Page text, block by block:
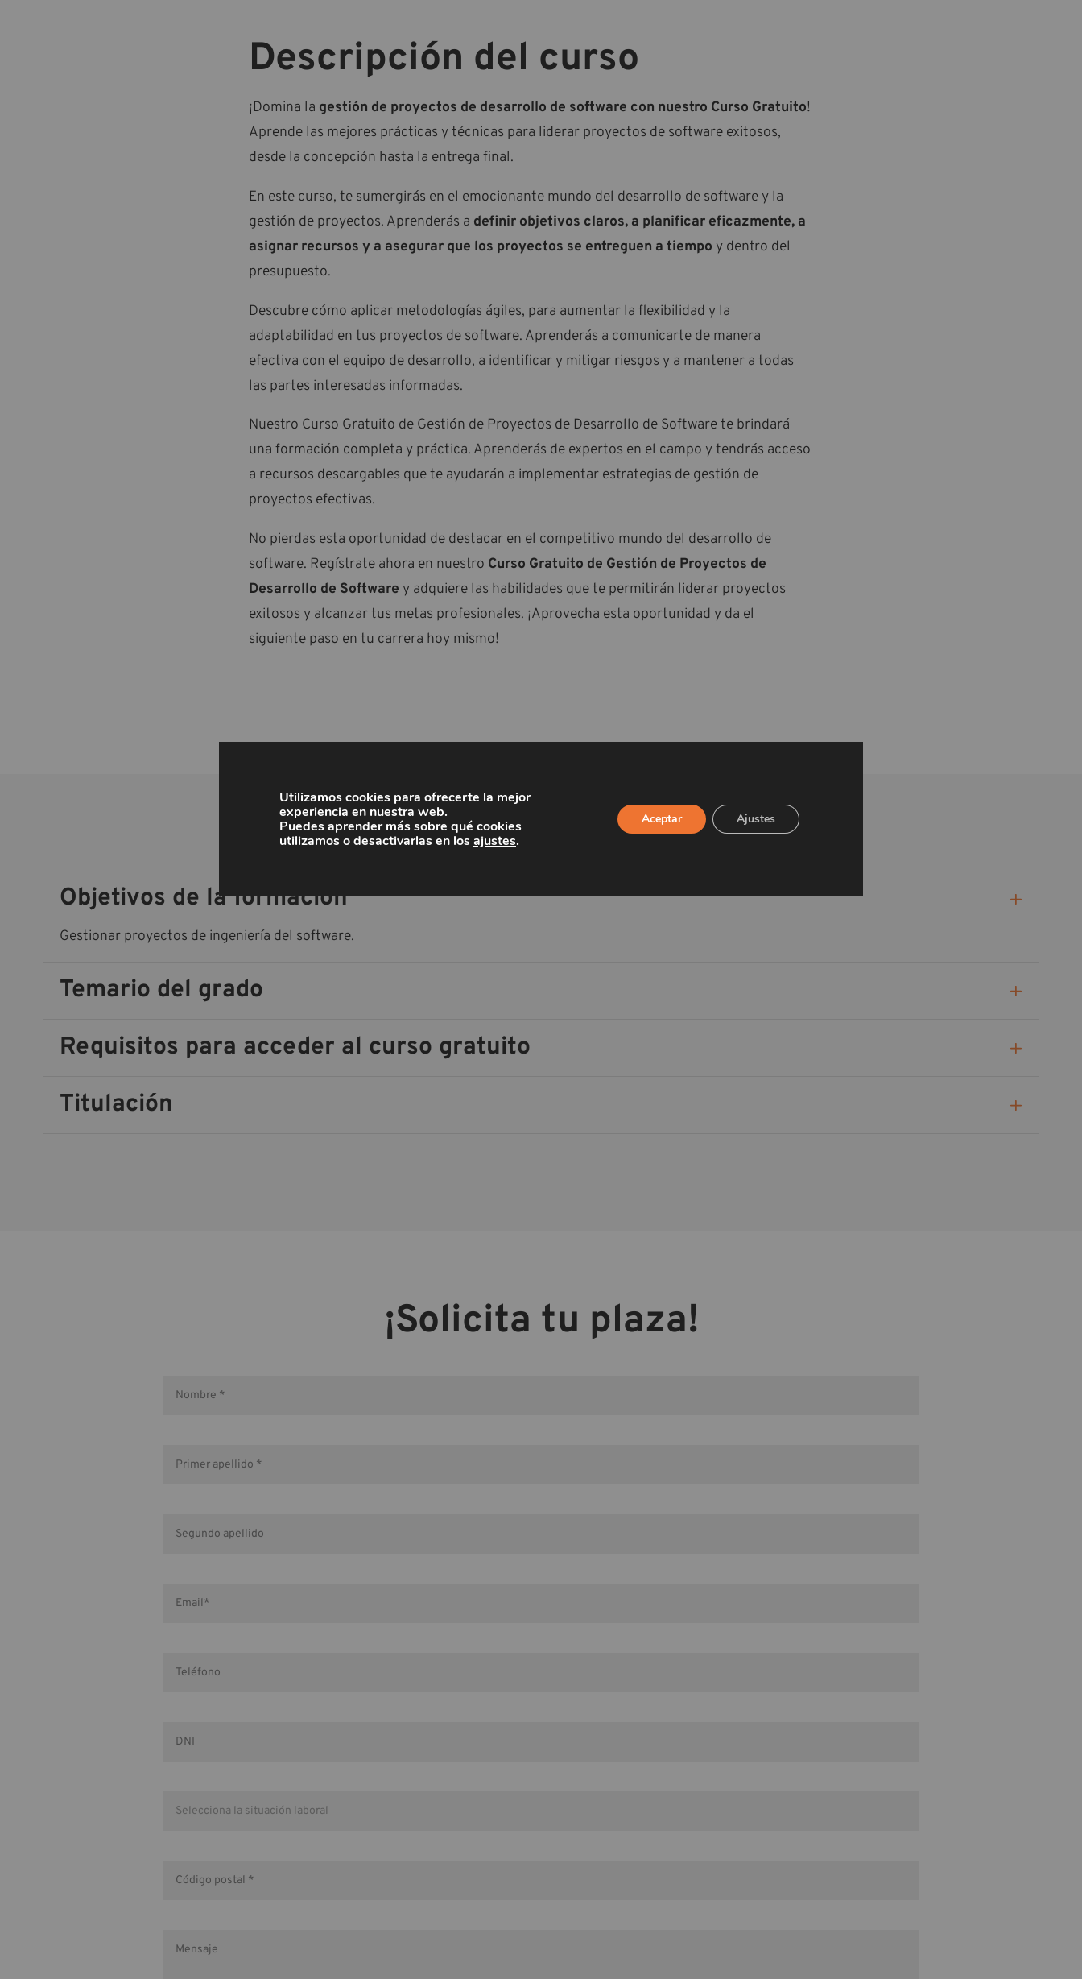
Descripción del curso
¡Domina la gestión de proyectos de desarrollo de software con nuestro Curso Gratuito!
Aprende las mejores prácticas y técnicas para liderar proyectos de software exitosos,
desde la concepción hasta la entrega final.
En este curso, te sumergirás en el emocionante mundo del desarrollo de software y la
gestión de proyectos. Aprenderás a definir objetivos claros, a planificar eficazmente, a
asignar recursos y a asegurar que los proyectos se entreguen a tiempo y dentro del
presupuesto.
Descubre cómo aplicar metodologías ágiles, para aumentar la flexibilidad y la
adaptabilidad en tus proyectos de software. Aprenderás a comunicarte de manera
efectiva con el equipo de desarrollo, a identificar y mitigar riesgos y a mantener a todas
las partes interesadas informadas.
Nuestro Curso Gratuito de Gestión de Proyectos de Desarrollo de Software te brindará
una formación completa y práctica. Aprenderás de expertos en el campo y tendrás acceso
a recursos descargables que te ayudarán a implementar estrategias de gestión de
proyectos efectivas.
No pierdas esta oportunidad de destacar en el competitivo mundo del desarrollo de
software. Regístrate ahora en nuestro Curso Gratuito de Gestión de Proyectos de
Desarrollo de Software y adquiere las habilidades que te permitirán liderar proyectos
exitosos y alcanzar tus metas profesionales. ¡Aprovecha esta oportunidad y da el
siguiente paso en tu carrera hoy mismo!
Objetivos de la formación
Gestionar proyectos de ingeniería del software.
Temario del grado
Requisitos para acceder al curso gratuito
Titulación
¡Solicita tu plaza!
Utilizamos cookies para ofrecerte la mejor
experiencia en nuestra web.
Puedes aprender más sobre qué cookies
utilizamos o desactivarlas en losajustes.
Aceptar Ajustes